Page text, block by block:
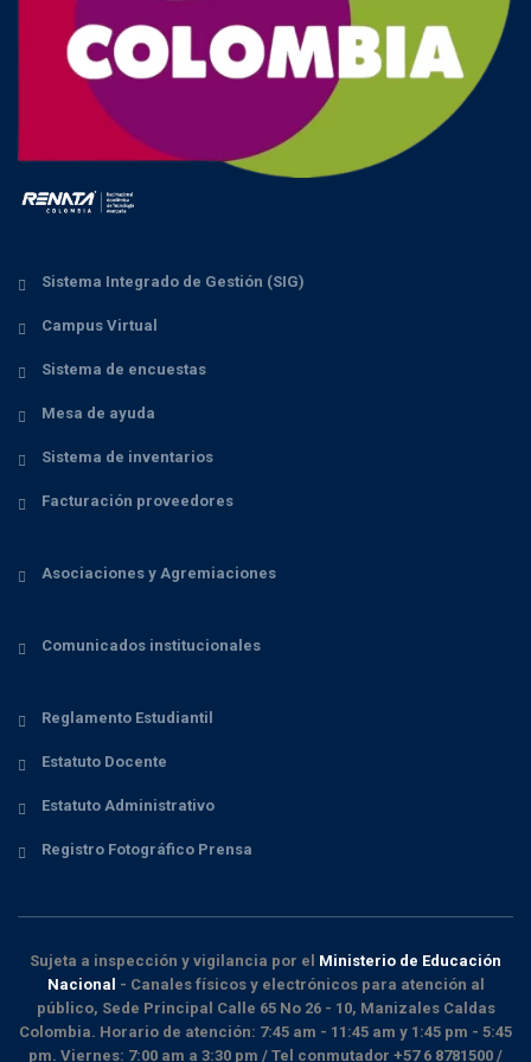
Sistema Integrado de Gestión (SIG)
Campus Virtual
Sistema de encuestas
Mesa de ayuda
Sistema de inventarios
Facturación proveedores
Asociaciones y Agremiaciones
Comunicados institucionales
Reglamento Estudiantil
Estatuto Docente
Estatuto Administrativo
Registro Fotográfico Prensa
Sujeta a inspección y vigilancia por el Ministerio de Educación
Nacional - Canales físicos y electrónicos para atención al
público, Sede Principal Calle 65 No 26 - 10, Manizales Caldas
Colombia. Horario de atención: 7:45 am - 11:45 am y 1:45 pm - 5:45
pm. Viernes: 7:00 am a 3:30 pm / Tel conmutador +57 6 8781500 /